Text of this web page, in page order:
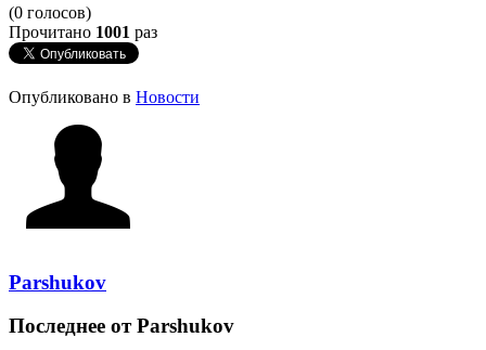
(0 голосов)
Прочитано 1001 раз
Опубликовано в Новости
Parshukov
Последнее от Parshukov